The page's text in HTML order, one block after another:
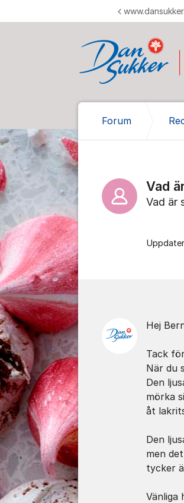
Forum
Vad
Vad är
Hej
Tack
När du
Den
mörka
åt
Den
men
tycker
Vänliga